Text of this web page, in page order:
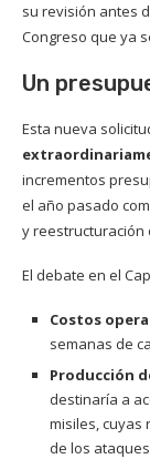
su revisión antes
Congreso que ya
Un
Esta nueva
incrementos
el año pasado
y reestructuración
El debate en el
Costos
semanas de
Producción
destinaría a
misiles, cuyas
de los